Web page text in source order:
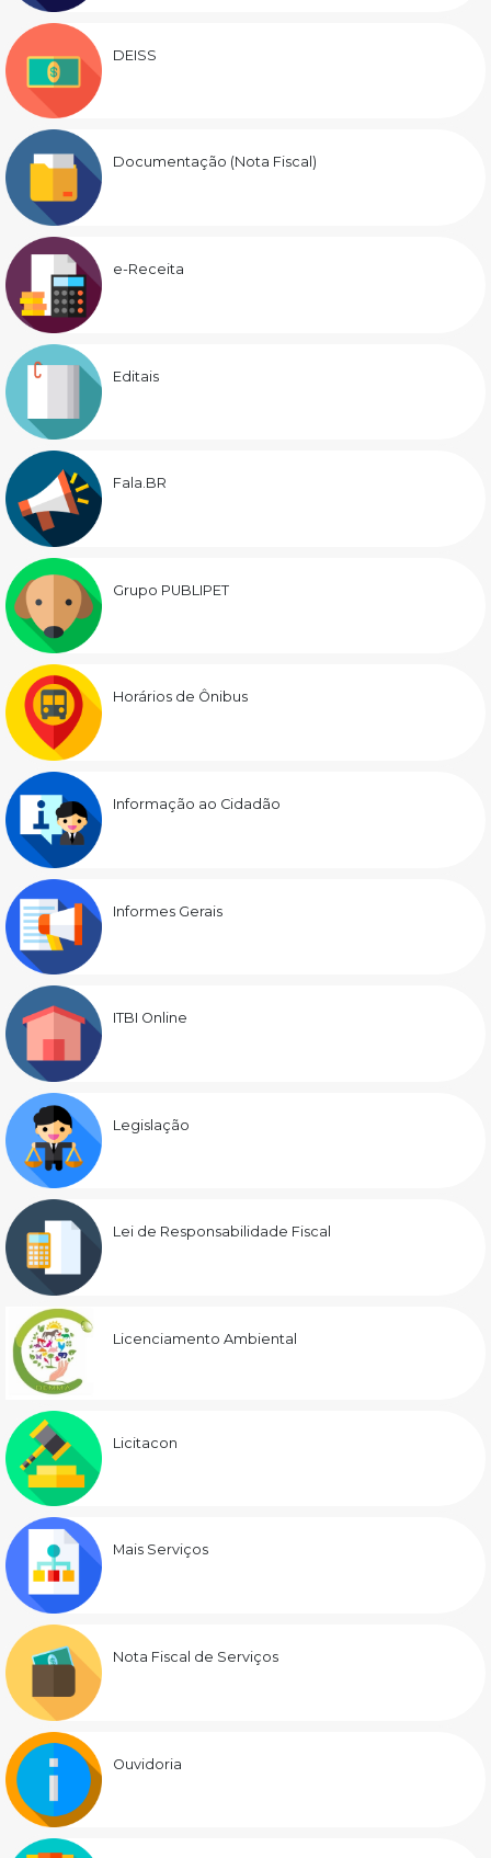
DEISS
Documentação (Nota Fiscal)
e-Receita
Editais
Fala.BR
Grupo PUBLIPET
Horários de Ônibus
Informação ao Cidadão
Informes Gerais
ITBI Online
Legislação
Lei de Responsabilidade Fiscal
Licenciamento Ambiental
Licitacon
Mais Serviços
Nota Fiscal de Serviços
Ouvidoria